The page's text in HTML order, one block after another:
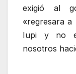
exigió al
«regresara
Iupi y no
nosotros